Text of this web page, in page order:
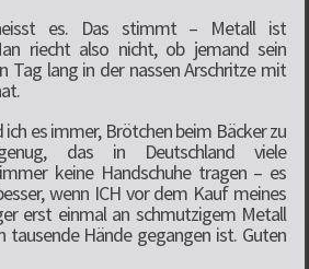
es. Das stimmt – Metall ist
riecht also nicht, ob jemand sein
Tag lang in der nassen Arschritze mit
es immer, Brötchen beim Bäcker zu
das in Deutschland viele
keine Handschuhe tragen – es
wenn ICH vor dem Kauf meines
erst einmal an schmutzigem Metall
tausende Hände gegangen ist. Guten